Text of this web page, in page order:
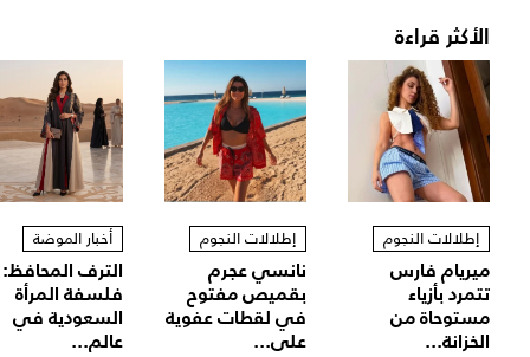
الأكثر قراءة
إطلالات النجوم
ميريام فارس
تتمرد بأزياء
مستوحاة من
الخزانة...
إطلالات النجوم
نانسي عجرم
بقميص مفتوح
في لقطات عفوية
على...
أخبار الموضة
الترف المحافظ:
فلسفة المرأة
السعودية في
عالم...